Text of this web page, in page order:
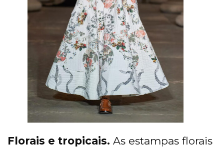
Florais e tropicais. As estampas florais